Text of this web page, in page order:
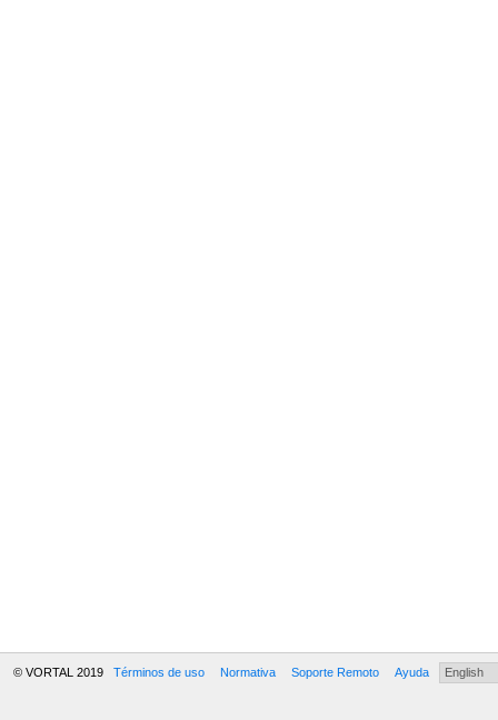
© VORTAL 2019 Términos de uso Normativa Soporte Remoto Ayuda